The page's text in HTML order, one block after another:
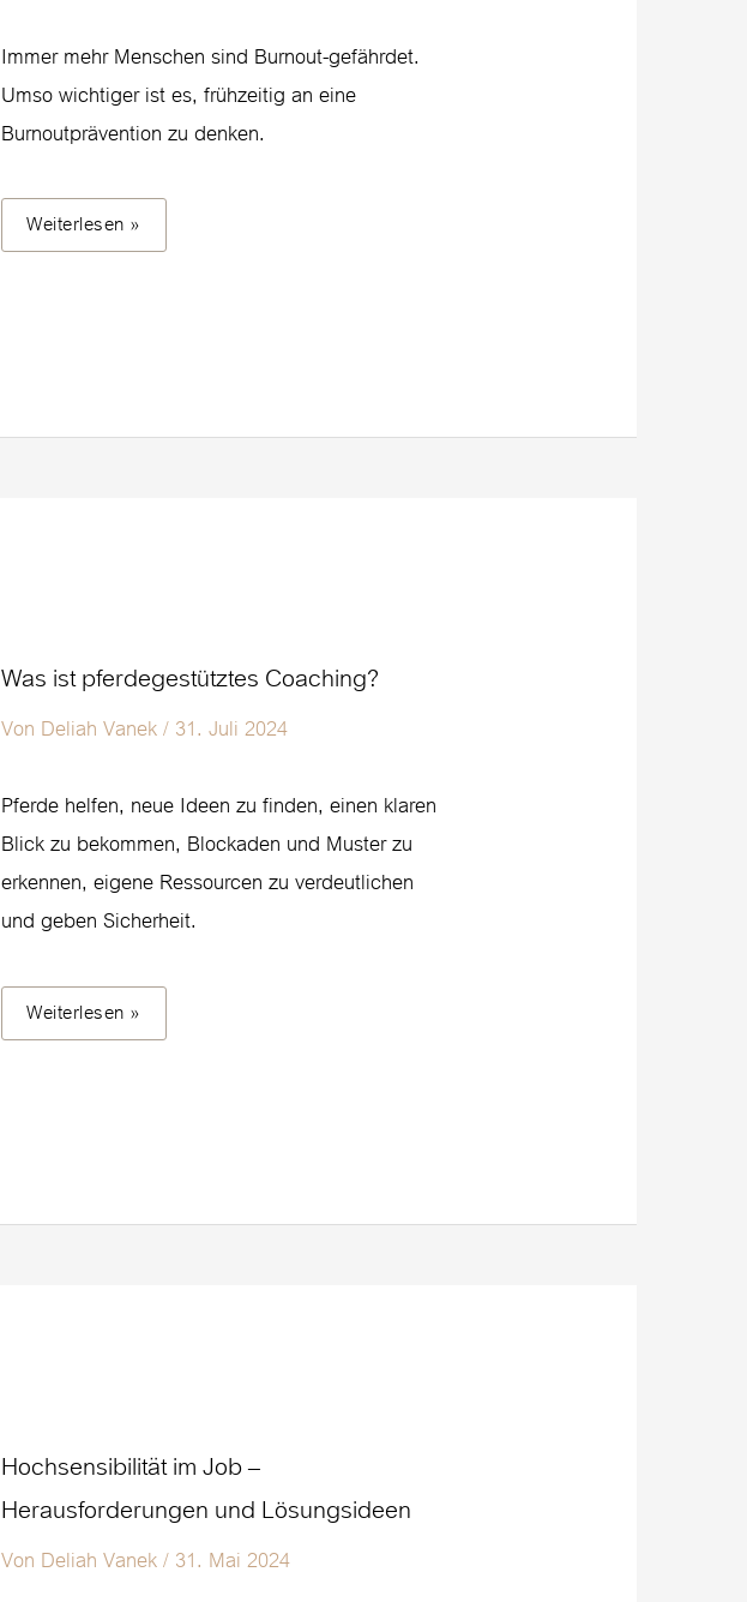
Immer mehr Menschen sind Burnout-gefährdet.
Umso wichtiger ist es, frühzeitig an eine
Burnoutprävention zu denken.
Weiterlesen »
Was ist pferdegestütztes Coaching?
Von Deliah Vanek/31. Juli 2024
Pferde helfen, neue Ideen zu finden, einen klaren
Blick zu bekommen, Blockaden und Muster zu
erkennen, eigene Ressourcen zu verdeutlichen
und geben Sicherheit.
Was
ist
pferdegestütztes
Weiterlesen »
Hochsensibilität im Job –
Herausforderungen und Lösungsideen
Von Deliah Vanek/31. Mai 2024
Hochsensibilität
im
Job
Herausforderungen